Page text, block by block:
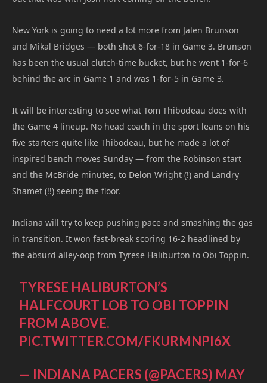
New York is going to need a lot more from Jalen Brunson
and Mikal Bridges — both shot 6-for-18 in Game 3. Brunson
has been the usual clutch-time bucket, but he went 1-for-6
behind the arc in Game 1 and was 1-for-5 in Game 3.
It will be interesting to see what Tom Thibodeau does with
the Game 4 lineup. No head coach in the sport leans on his
five starters quite like Thibodeau, but he made a lot of
inspired bench moves Sunday — from the Robinson start
and the McBride minutes, to Delon Wright (!) and Landry
Shamet (!!) seeing the floor.
Indiana will try to keep pushing pace and smashing the gas
in transition. It won fast-break scoring 16-2 headlined by
the absurd alley-oop from Tyrese Haliburton to Obi Toppin.
TYRESE HALIBURTON’S
HALFCOURT LOB TO OBI TOPPIN
FROM ABOVE.
PIC.TWITTER.COM/FKURMNPI6X
— INDIANA PACERS (@PACERS) MAY